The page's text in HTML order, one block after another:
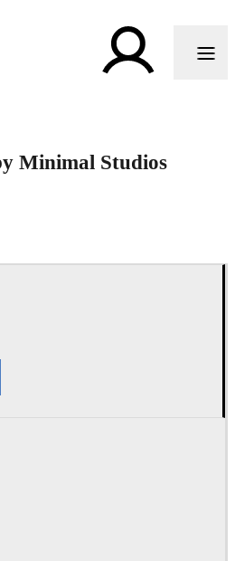
Minimal Studios